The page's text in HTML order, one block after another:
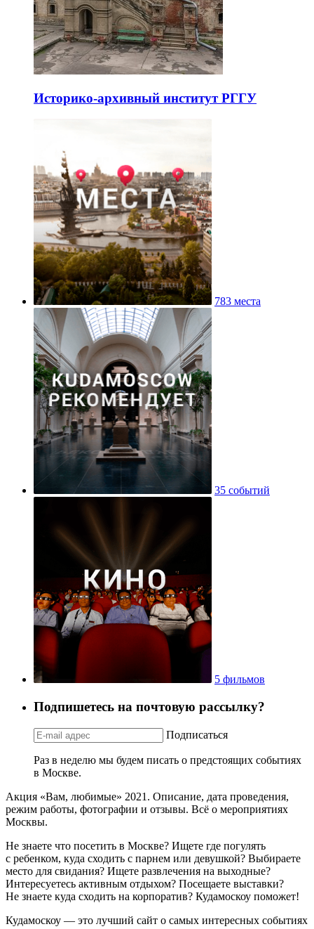
Историко-архивный институт РГГУ
783 места
35 событий
5 фильмов
Подпишетесь на почтовую рассылку?
Подписаться
Раз в неделю мы будем писать о предстоящих событиях
в Москве.
Акция «Вам, любимые» 2021. Описание, дата проведения,
режим работы, фотографии и отзывы. Всё о мероприятиях
Москвы.
Не знаете что посетить в Москве? Ищете где погулять
с ребенком, куда сходить с парнем или девушкой? Выбираете
место для свидания? Ищете развлечения на выходные?
Интересуетесь активным отдыхом? Посещаете выставки?
Не знаете куда сходить на корпоратив? Кудамоскоу поможет!
Кудамоскоу — это лучший сайт о самых интересных событиях